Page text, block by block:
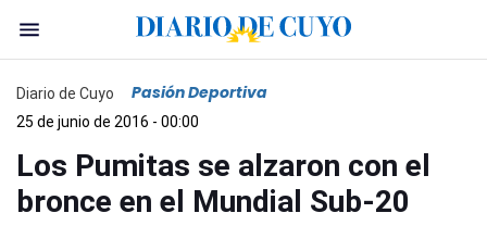
Diario de Cuyo Pasión Deportiva
25 de junio de 2016 - 00:00
Los Pumitas se alzaron con el
bronce en el Mundial Sub-20